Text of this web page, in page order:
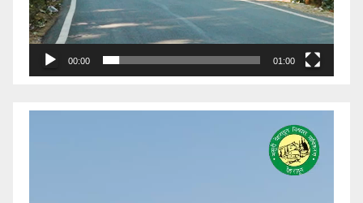
00:00 01:00